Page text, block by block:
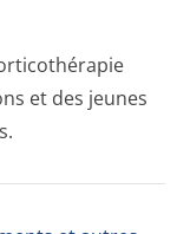
et des jeunes